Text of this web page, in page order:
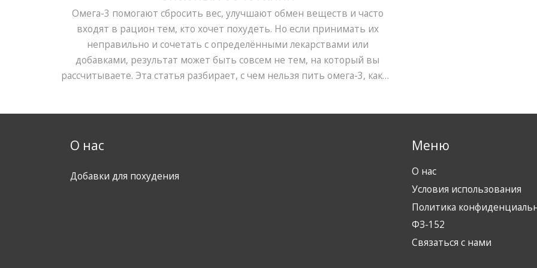
Омега-3 помогают сбросить вес, улучшают обмен веществ и часто
входят в рацион тем, кто хочет похудеть. Но если принимать их
неправильно и сочетать с определёнными лекарствами или
добавками, результат может быть совсем не тем, на который вы
рассчитываете. Эта статья разбирает, с чем нельзя пить омега-3, какие
О нас
Добавки для похудения
Меню
О нас
Условия использования
Политика
ФЗ-152
Связаться с нами